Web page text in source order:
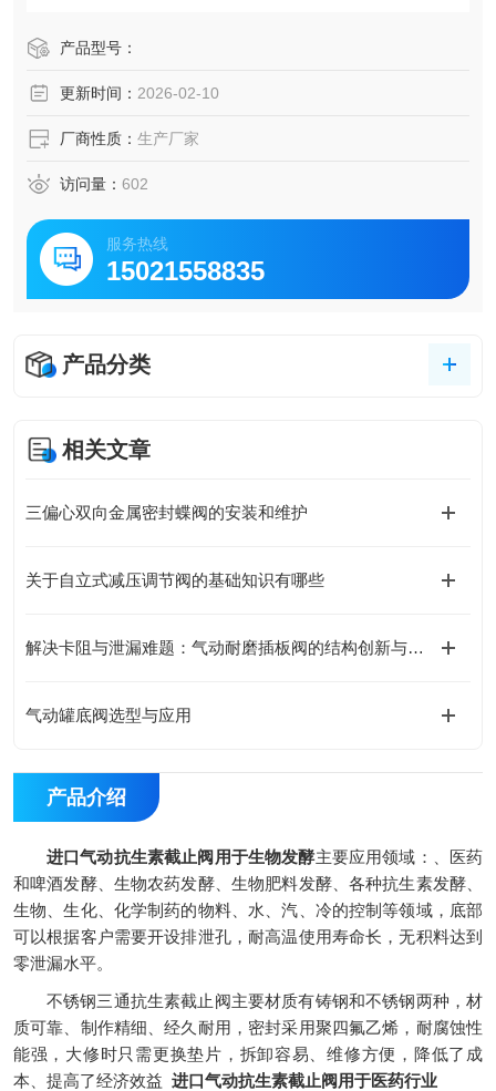
生素截止阀用于生物发酵
产品型号：
更新时间： 2026-02-10
厂商性质： 生产厂家
访问量： 602
服务热线
15021558835
产品分类
相关文章
三偏心双向金属密封蝶阀的安装和维护
关于自立式减压调节阀的基础知识有哪些
解决卡阻与泄漏难题：气动耐磨插板阀的结构创新与应用实践
气动罐底阀选型与应用
产品介绍
进口气动抗生素截止阀用于生物发酵主要应用领域：、医药
和啤酒发酵、生物农药发酵、生物肥料发酵、各种抗生素发酵、
生物、生化、化学制药的物料、水、汽、冷的控制等领域，底部
可以根据客户需要开设排泄孔，耐高温使用寿命长，无积料达到
零泄漏水平。
不锈钢三通抗生素截止阀主要材质有铸钢和不锈钢两种，材
质可靠、制作精细、经久耐用，密封采用聚四氟乙烯，耐腐蚀性
能强，大修时只需更换垫片，拆卸容易、维修方便，降低了成
本、提高了经济效益 进口气动抗生素截止阀用于医药行业